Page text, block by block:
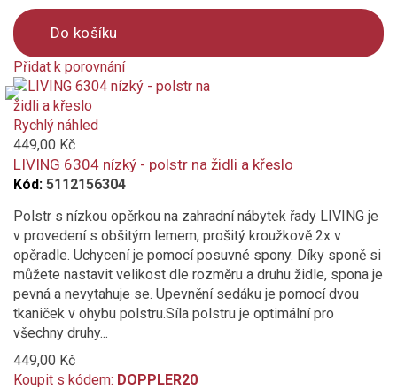
Do košíku
Přidat k porovnání
Product
is
added
to
compare
Rychlý náhled
449,00 Kč
LIVING 6304 nízký - polstr na židli a křeslo
Kód: 5112156304
Polstr s nízkou opěrkou na zahradní nábytek řady LIVING je
v provedení s obšitým lemem, prošitý kroužkově 2x v
opěradle. Uchycení je pomocí posuvné spony. Díky sponě si
můžete nastavit velikost dle rozměru a druhu židle, spona je
pevná a nevytahuje se. Upevnění sedáku je pomocí dvou
tkaniček v ohybu polstru.Síla polstru je optimální pro
všechny druhy...
449,00 Kč
Koupit s kódem: DOPPLER20